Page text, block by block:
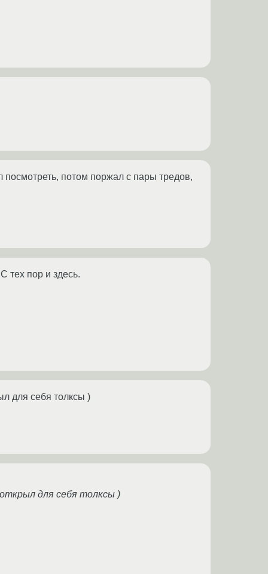
посмотреть, потом поржал с пары тредов,
тех пор и здесь.
для себя толксы )
для себя толксы )